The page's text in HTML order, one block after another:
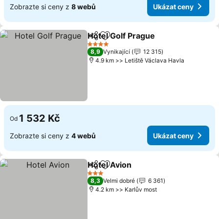
Zobrazte si ceny z 8 webů Ukázat ceny
SdíletPřidat na seznam oblíbených
Hotel Golf Prague
4 Počet hvězdiček
8,9 Vynikající
12 315
4.9 km >> Letiště Václava Havla
Od 1 532 Kč
Zobrazte si ceny z 4 webů Ukázat ceny
SdíletPřidat na seznam oblíbených
Hotel Avion
3 Počet hvězdiček
8,3 Velmi dobré
6 361
4.2 km >> Karlův most